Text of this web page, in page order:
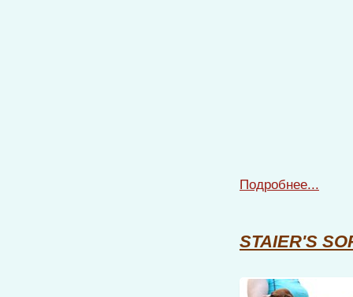
Подробнее...
STAIER'S